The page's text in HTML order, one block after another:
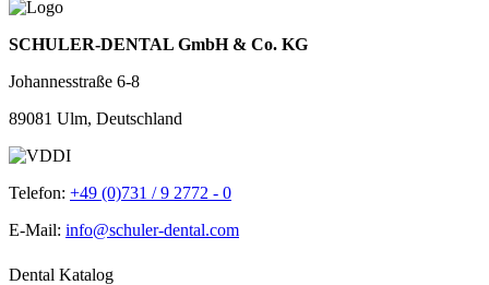
SCHULER-DENTAL GmbH & Co. KG
Johannesstraße 6-8
89081 Ulm, Deutschland
Telefon: +49 (0)731 / 9 2772 - 0
E-Mail: info@schuler-dental.com
Dental Katalog